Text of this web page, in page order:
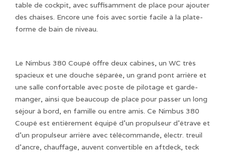
table de cockpit, avec suffisamment de place pour ajouter
des chaises. Encore une fois avec sortie facile à la plate-
forme de bain de niveau.
Le Nimbus 380 Coupé offre deux cabines, un WC très
spacieux et une douche séparée, un grand pont arrière et
une salle confortable avec poste de pilotage et garde-
manger, ainsi que beaucoup de place pour passer un long
séjour à bord, en famille ou entre amis. Ce Nimbus 380
Coupé est entièrement équipé d'un propulseur d'étrave et
d'un propulseur arrière avec télécommande, électr. treuil
d'ancre, chauffage, auvent convertible en aftdeck, teck